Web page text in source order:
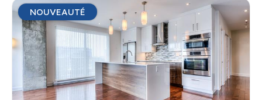
NOUVEAUTÉ